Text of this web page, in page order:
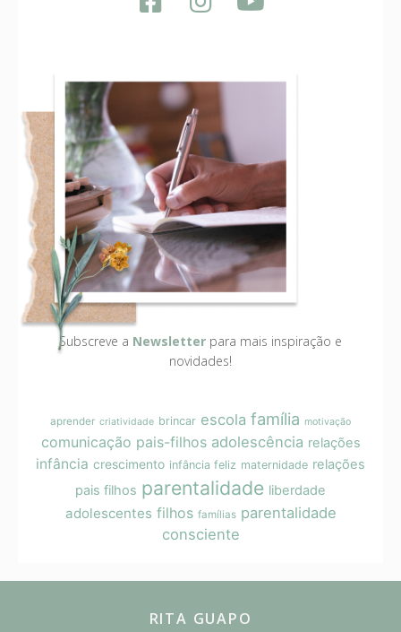
Subscreve a Newsletter para mais inspiração e
novidades!
aprender criatividade brincar escola família motivação
comunicação pais-filhos adolescência relações
infância crescimento infância feliz maternidade relações
pais filhos parentalidade liberdade
adolescentes filhos famílias parentalidade
consciente
RITA GUAPO